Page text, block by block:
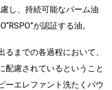
し、持続可能なパーム油
が認証する油。
までの各過程において、
配慮されているということ
ーエレファント洗たくパウ